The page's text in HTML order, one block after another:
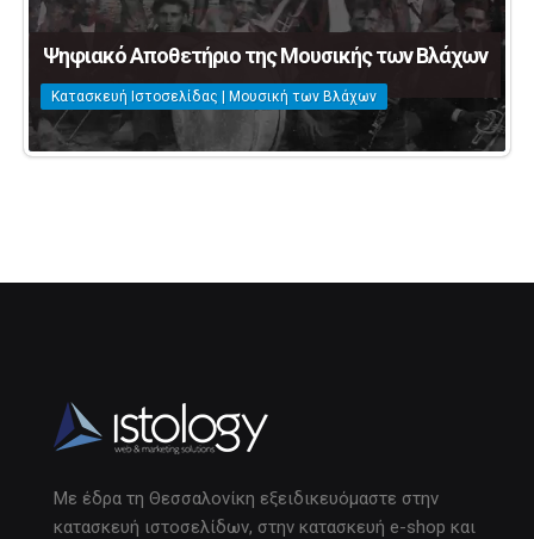
Ψηφιακό Αποθετήριο της Μουσικής των Βλάχων
Κατασκευή Ιστοσελίδας | Μουσική των Βλάχων
Με έδρα τη Θεσσαλονίκη εξειδικευόμαστε στην
κατασκευή ιστοσελίδων, στην κατασκευή e-shop και